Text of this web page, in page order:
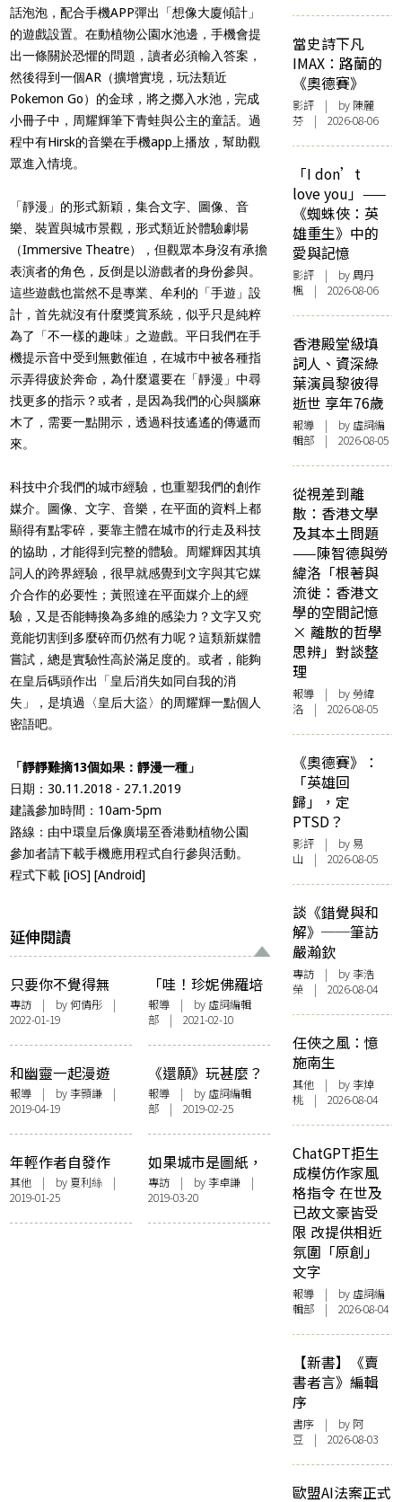
話泡泡，配合手機APP彈出「想像大廈傾計」
的遊戲設置。在動植物公園水池邊，手機會提
出一條關於恐懼的問題，讀者必須輸入答案，
然後得到一個AR（擴增實境，玩法類近
Pokemon Go）的金球，將之擲入水池，完成
小冊子中，周耀輝筆下青蛙與公主的童話。過
程中有Hirsk的音樂在手機app上播放，幫助觀
眾進入情境。
「靜漫」的形式新穎，集合文字、圖像、音
樂、裝置與城巿景觀，形式類近於體驗劇場
（Immersive Theatre），但觀眾本身沒有承擔
表演者的角色，反倒是以游戲者的身份參與。
這些遊戲也當然不是專業、牟利的「手遊」設
計，首先就沒有什麼獎賞系統，似乎只是純粹
為了「不一樣的趣味」之遊戲。平日我們在手
機提示音中受到無數催迫，在城巿中被各種指
示弄得疲於奔命，為什麼還要在「靜漫」中尋
找更多的指示？或者，是因為我們的心與腦麻
木了，需要一點開示，透過科技遙遙的傳遞而
來。
科技中介我們的城巿經驗，也重塑我們的創作
媒介。圖像、文字、音樂，在平面的資料上都
顯得有點零碎，要靠主體在城巿的行走及科技
的協助，才能得到完整的體驗。周耀輝因其填
詞人的跨界經驗，很早就感覺到文字與其它媒
介合作的必要性；黃照達在平面媒介上的經
驗，又是否能轉換為多維的感染力？文字又究
竟能切割到多麼碎而仍然有力呢？這類新媒體
嘗試，總是實驗性高於滿足度的。或者，能夠
在皇后碼頭作出「皇后消失如同自我的消
失」，是填過〈皇后大盜〉的周耀輝一點個人
密語吧。
「靜靜雞摘13個如果：靜漫一種」
日期：30.11.2018 - 27.1.2019
建議參加時間：10am-5pm
路線：由中環皇后像廣場至香港動植物公園
參加者請下載手機應用程式自行參與活動。
程式下載 [iOS] [Android]
延伸閱讀
只要你不覺得無
聊，無聊的就是別
人——唐偉傑的
《Bon Voyage》
專訪 | by 何倩彤 |
2022-01-19
「哇！珍妮佛羅培
茲！」成熱潮 手
遊廣告梗激發二創
靈感
報導| by 虛詞編輯
部 | 2021-02-10
和幽靈一起漫遊
——「油麻地的兩
萬種死法」
報導 | by 李顥謙 |
2019-04-19
《還願》玩甚麼？
遊戲中的敍事與諷
刺
報導| by 虛詞編輯
部 | 2019-02-25
年輕作者自發作
寫下消失事物誌
其他 | by 夏利絲 |
2019-01-25
如果城市是圖紙，
雙腳就是畫筆——
訪「火花！城市行
者日記」策展人黃
專訪| by 李卓謙 |
2019-03-20
當史詩下凡
IMAX：路蘭的
《奧德賽》
影評 | by 陳麗
芬 | 2026-08-06
「I don’t
love you」——
《蜘蛛俠：英
雄重生》中的
愛與記憶
影評 | by周丹
楓 | 2026-08-06
香港殿堂級填
詞人、資深綠
葉演員黎彼得
逝世 享年76歲
報導 | by 虛詞編
輯部 | 2026-08-05
從視差到離
散：香港文學
及其本土問題
——陳智德與勞
緯洛「根著與
流徙：香港文
學的空間記憶
× 離散的哲學
思辨」對談整
理
報導 | by 勞緯
洛 | 2026-08-05
《奧德賽》：
「英雄回
歸」，定
PTSD？
影評 | by 易
山 | 2026-08-05
談《錯覺與和
解》──筆訪
嚴瀚欽
專訪 | by 李浩
榮 | 2026-08-04
任俠之風：憶
施南生
其他 | by 李焯
桃 | 2026-08-04
ChatGPT拒生
成模仿作家風
格指令 在世及
已故文豪皆受
限 改提供相近
氛圍「原創」
文字
報導 | by 虛詞編
輯部 | 2026-08-04
【新書】《賣
書者言》編輯
序
書序 | by 阿
豆 | 2026-08-03
歐盟AI法案正式